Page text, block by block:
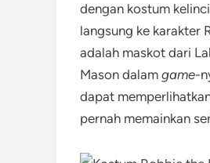
dengan kostum
langsung ke karakter
adalah maskot dari
Mason dalam game-
dapat
pernah memainkan